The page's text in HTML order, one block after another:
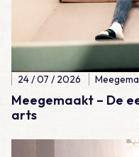
Meegemaakt – De
arts
24 / 07 / 2026
Lees meer over